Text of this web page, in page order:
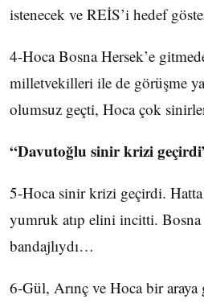
istenecek ve REİS’i hedef
4-Hoca Bosna Hersek’e
milletvekilleri ile de görüşme
olumsuz geçti, Hoca çok
“Davutoğlu sinir krizi
5-Hoca sinir krizi geçirdi.
yumruk atıp elini incitti. Bosna
bandajlıydı…
6-Gül, Arınç ve Hoca bir